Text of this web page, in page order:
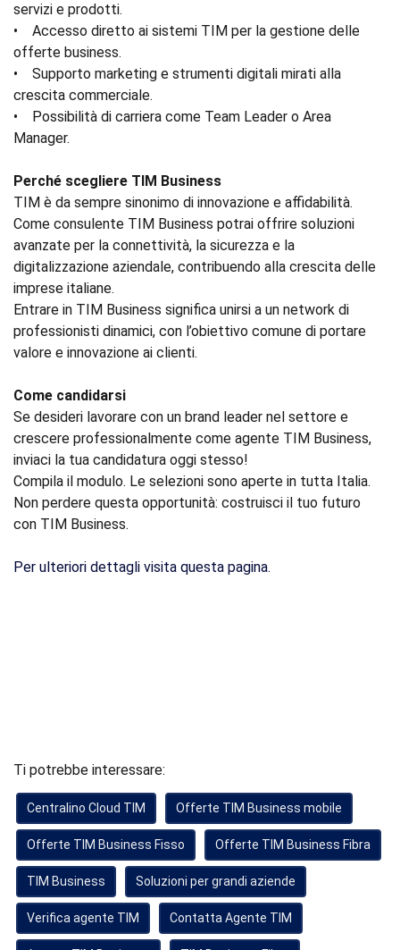
servizi e prodotti.
• Accesso diretto ai sistemi TIM per la gestione delle
offerte business.
• Supporto marketing e strumenti digitali mirati alla
crescita commerciale.
• Possibilità di carriera come Team Leader o Area
Manager.
Perché scegliere TIM Business
TIM è da sempre sinonimo di innovazione e affidabilità.
Come consulente TIM Business potrai offrire soluzioni
avanzate per la connettività, la sicurezza e la
digitalizzazione aziendale, contribuendo alla crescita delle
imprese italiane.
Entrare in TIM Business significa unirsi a un network di
professionisti dinamici, con l’obiettivo comune di portare
valore e innovazione ai clienti.
Come candidarsi
Se desideri lavorare con un brand leader nel settore e
crescere professionalmente come agente TIM Business,
inviaci la tua candidatura oggi stesso!
Compila il modulo. Le selezioni sono aperte in tutta Italia.
Non perdere questa opportunità: costruisci il tuo futuro
con TIM Business.
Per ulteriori dettagli visita questa pagina.
Ti potrebbe interessare:
Centralino Cloud TIM Offerte TIM Business mobile
Offerte TIM Business Fisso Offerte TIM Business Fibra
TIM Business Soluzioni per grandi aziende
Verifica agente TIM Contatta Agente TIM